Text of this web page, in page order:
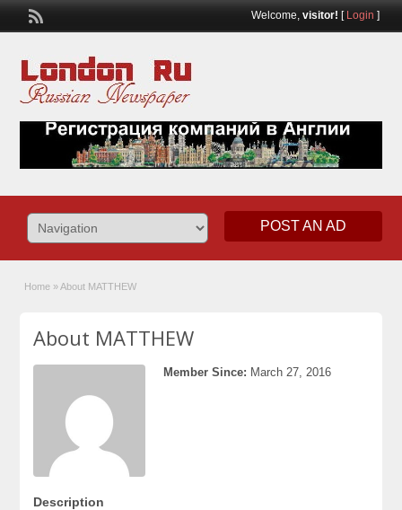
Welcome, visitor! [ Login ]
POST AN AD
Home » About MATTHEW
About MATTHEW
Member Since: March 27, 2016
Description